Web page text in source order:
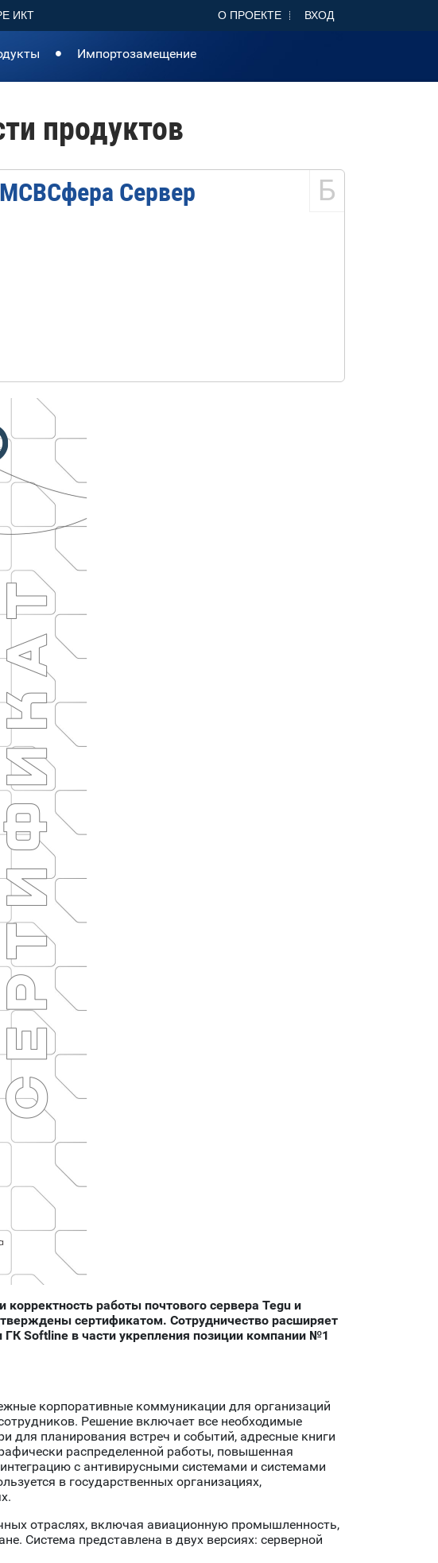
ИКТ О ПРОЕКТЕ ВХОД
Импортозамещение
продуктов
Б
МСВСфера Сервер
корректность работы почтового сервера Tegu и
сертификатом. Сотрудничество расширяет
Softline в части укрепления позиции компании №1
корпоративные коммуникации для организаций
Решение включает все необходимые
для планирования встреч и событий, адресные книги
распределенной работы, повышенная
с антивирусными системами и системами
в государственных организациях,
отраслях, включая авиационную промышленность,
Система представлена в двух версиях: серверной